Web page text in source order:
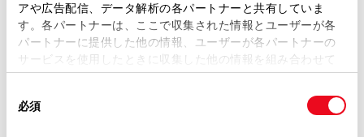
アや広告配信、データ解析の各パートナーと共有していま
す。各パートナーは、ここで収集された情報とユーザーが各
パートナーに提供した他の情報、ユーザーが各パートナーの
サービスを使用したときに収集した他の情報を組み合わせて
使用することがあります。当ウェブサイトの使用を続行する
必須
2500cc
E-Four